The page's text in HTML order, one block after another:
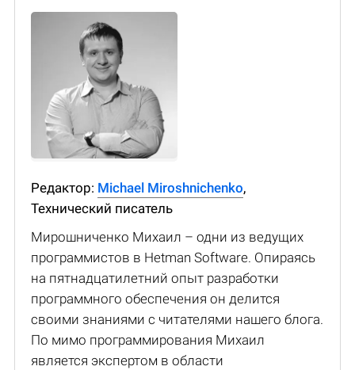
Редактор: Michael Miroshnichenko,
Технический писатель
Мирошниченко Михаил – одни из ведущих
программистов в Hetman Software. Опираясь
на пятнадцатилетний опыт разработки
программного обеспечения он делится
своими знаниями с читателями нашего блога.
По мимо программирования Михаил
является экспертом в области